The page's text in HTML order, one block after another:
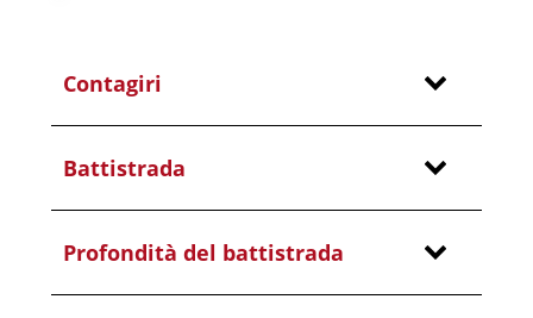
Contagiri
Battistrada
Profondità del battistrada